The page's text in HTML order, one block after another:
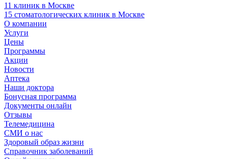
11 клиник в Москве
15 стоматологических клиник в Москве
О компании
Услуги
Цены
Программы
Акции
Новости
Аптека
Наши доктора
Бонусная программа
Документы онлайн
Отзывы
Телемедицина
СМИ о нас
Здоровый образ жизни
Справочник заболеваний